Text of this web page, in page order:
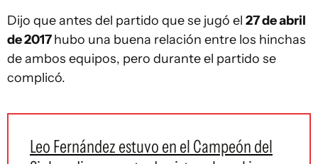
Dijo que antes del partido que se jugó el 27 de abril
de 2017hubo una buena relación entre los hinchas
de ambos equipos, pero durante el partido se
complicó.
Leo Fernández estuvo en el Campeón del